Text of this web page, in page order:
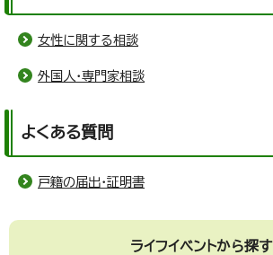
女性に関する相談
外国人・専門家相談
よくある質問
戸籍の届出・証明書
ライフイベントから探す